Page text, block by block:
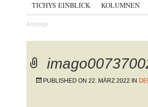
TICHYS EINBLICK KOLUMNEN
PUBLISHED ON 22. MÄRZ 2022 IN